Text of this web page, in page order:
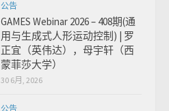
公告
GAMES Webinar 2026 – 408期(通
用与生成式人形运动控制) | 罗
正宜（英伟达），母宇轩（西
蒙菲莎大学）
30 6月, 2026
公告